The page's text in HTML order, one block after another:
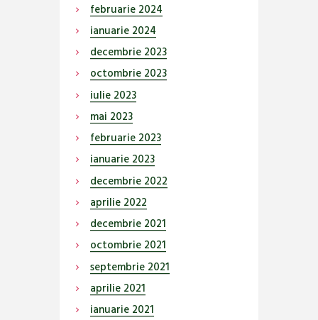
februarie 2024
ianuarie 2024
decembrie 2023
octombrie 2023
iulie 2023
mai 2023
februarie 2023
ianuarie 2023
decembrie 2022
aprilie 2022
decembrie 2021
octombrie 2021
septembrie 2021
aprilie 2021
ianuarie 2021